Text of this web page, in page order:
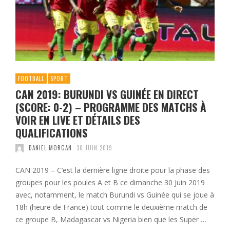
FOOTBALL SPORT
CAN 2019: BURUNDI VS GUINÉE EN DIRECT
(SCORE: 0-2) – PROGRAMME DES MATCHS À
VOIR EN LIVE ET DÉTAILS DES
QUALIFICATIONS
DANIEL MORGAN 30 JUIN 2019
CAN 2019 – C’est la dernière ligne droite pour la phase des
groupes pour les poules A et B ce dimanche 30 Juin 2019
avec, notamment, le match Burundi vs Guinée qui se joue à
18h (heure de France) tout comme le deuxième match de
ce groupe B, Madagascar vs Nigeria bien que les Super …